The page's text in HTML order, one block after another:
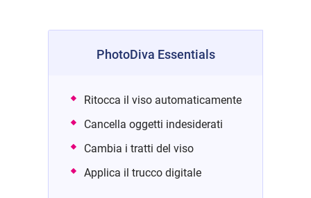
PhotoDiva Essentials
Ritocca il viso automaticamente
Cancella oggetti indesiderati
Cambia i tratti del viso
Applica il trucco digitale